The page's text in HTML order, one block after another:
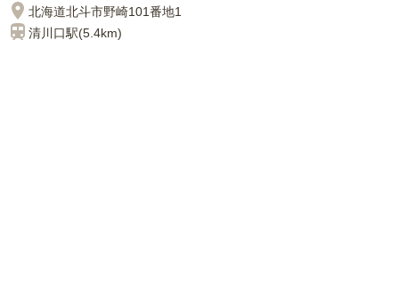
北海道北斗市野崎101番地1
清川口駅(5.4km)